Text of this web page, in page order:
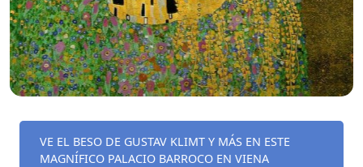
VE EL BESO DE GUSTAV KLIMT Y MÁS EN ESTE
MAGNÍFICO PALACIO BARROCO EN VIENA